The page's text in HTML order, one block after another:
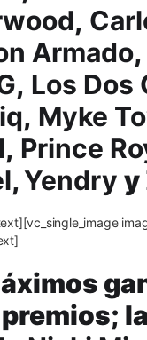
,
Armado,
, Los Dos
, Myke
, Prince
,Yendry y